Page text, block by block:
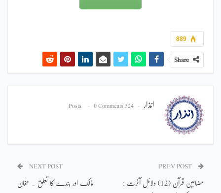
889
Share
انذار 324 Posts
0 Comments
مضامین قرآن (12) دلائل آخرت :
NEXT POST
مالک اور بندے کا تعلق ۔ عفان